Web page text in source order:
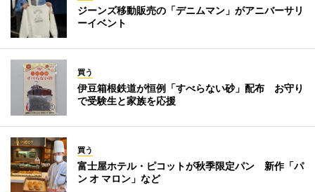
ジーンズ移動販売の「デニムマン」がアニバーサリ
ーイベント
買う
伊豆箱根鉄道が恒例「すべらない砂」配布 お守り
で受験生と家族を応援
買う
富士屋ホテル・ピコットが秋季限定パン 新作「パ
ン オ マロン」など